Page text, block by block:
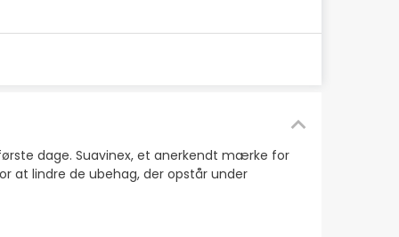
dage. Suavinex, et anerkendt mærke for
at lindre de ubehag, der opstår under